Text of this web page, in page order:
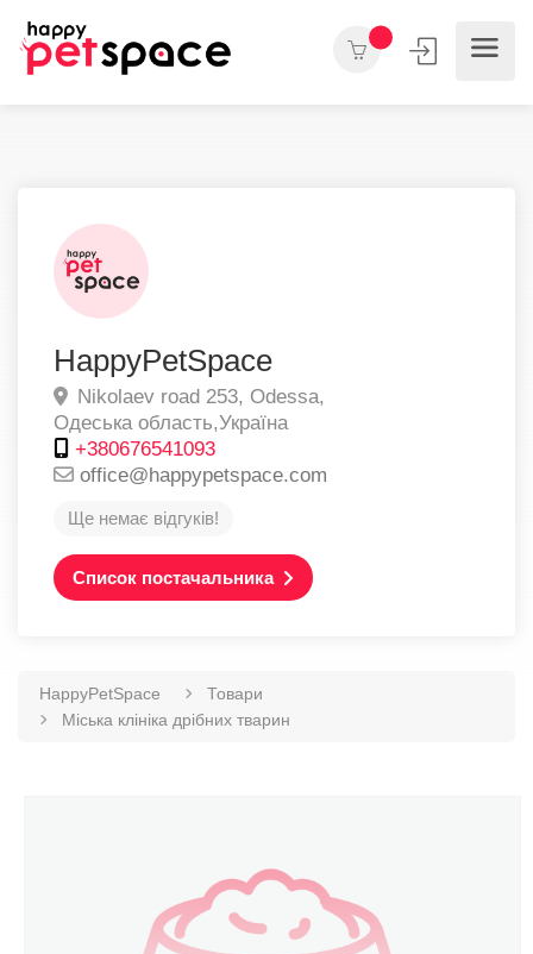
HappyPetSpace
Nikolaev road 253, Odessa,
Одеська область,Україна
+380676541093
office@happypetspace.com
Ще немає відгуків!
Список постачальника
HappyPetSpace
Товари
Міська клініка дрібних тварин